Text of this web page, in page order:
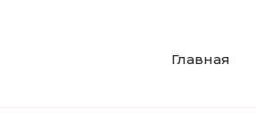
Главная